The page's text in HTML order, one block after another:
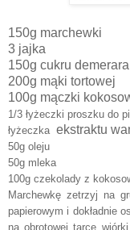
150g marchewki
3 jajka
150g cukru demerara
200g mąki tortowej
100g mączki
1/3 łyżeczki proszku do
łyżeczka ekstraktu
50g oleju
50g mleka
100g czekolady z
Marchewkę zetrzyj na
papierowym i dokładnie
na obrotowej tarce